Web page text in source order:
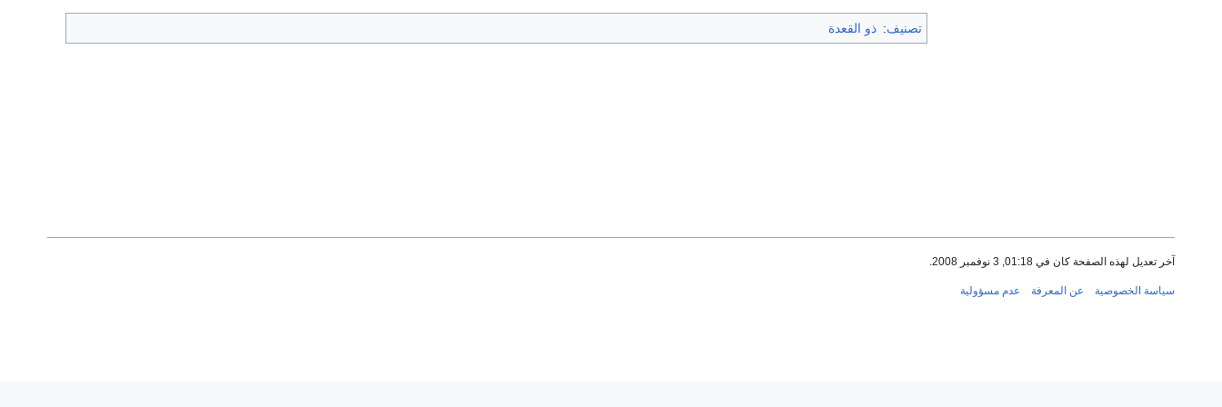
تصنيف: ذو القعدة
آخر تعديل لهذه الصفحة كان في 01:18, 3 نوفمبر 2008.
سياسة الخصوصية عن المعرفة عدم مسؤولية